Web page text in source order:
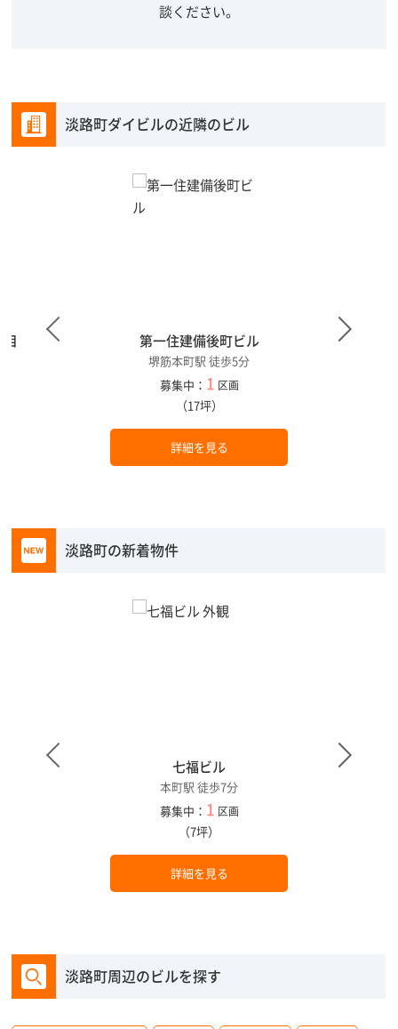
談ください。
淡路町ダイビルの近隣のビル
第一住建備後町ビル
堺筋本町駅 徒歩5分
募集中： 1 区画
（17坪）
詳細を見る
淡路町の新着物件
七福ビル
本町駅 徒歩7分
募集中： 1 区画
（7坪）
詳細を見る
淡路町周辺のビルを探す